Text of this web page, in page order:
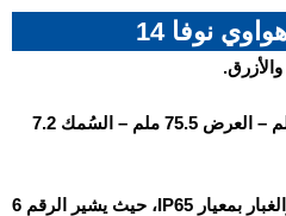
نوفا 14
أبعاد الهاتف: الطول 161.7 ملم – العرض 75.5 ملم – السُمك 7.2
الهاتف مقاوم لرشات الماء والغبار بمعيار IP65، حيث يشير الرقم 6